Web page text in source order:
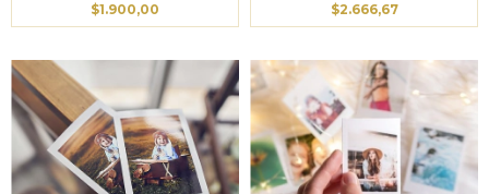
$1.900,00
$2.666,67